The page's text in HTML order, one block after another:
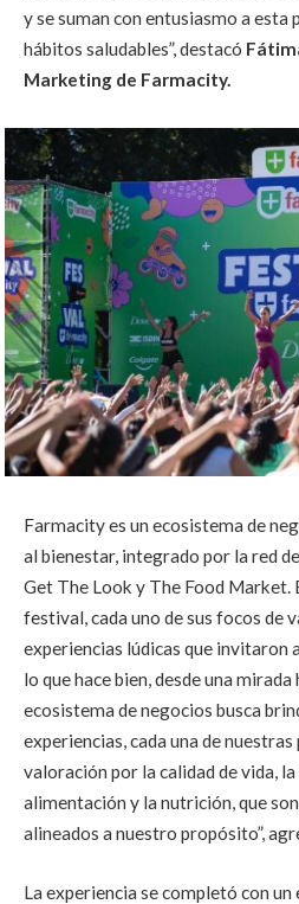
y se suman con entusiasmo a esta
hábitos saludables”, destacó
Marketing de Farmacity.
Farmacity es un ecosistema de
al bienestar, integrado por la red
Get The Look y The Food Market.
festival, cada uno de sus focos de
experiencias lúdicas que invitaron
lo que hace bien, desde una mirada
ecosistema de negocios busca
experiencias,cada una de
valoración por la calidad de vida, la
alimentación y la nutrición, que
alineados a nuestro propósito”,
La experiencia se completó con un